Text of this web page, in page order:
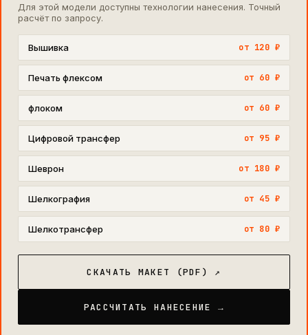
Для этой модели доступны технологии нанесения. Точный
расчёт по запросу.
Вышивка от 120 ₽
Печать флексом от 60 ₽
флоком от 60 ₽
Цифровой трансфер от 95 ₽
Шеврон от 180 ₽
Шелкография от 45 ₽
Шелкотрансфер от 80 ₽
СКАЧАТЬ МАКЕТ (PDF) ↗
РАССЧИТАТЬ НАНЕСЕНИЕ →